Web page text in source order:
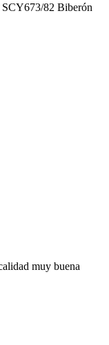
SCY673/82 Biberón
muy buena